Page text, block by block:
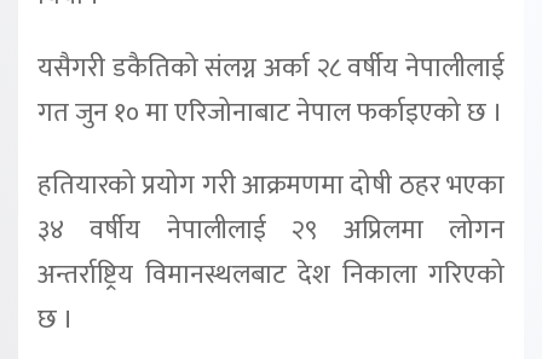
यसैगरी डकैतिको संलग्न अर्का २८ वर्षीय नेपालीलाई
गत जुन १० मा एरिजोनाबाट नेपाल फर्काइएको छ ।
हतियारको प्रयोग गरी आक्रमणमा दोषी ठहर भएका
३४ वर्षीय नेपालीलाई २९ अप्रिलमा लोगन
अन्तर्राष्ट्रिय विमानस्थलबाट देश निकाला गरिएको
छ ।